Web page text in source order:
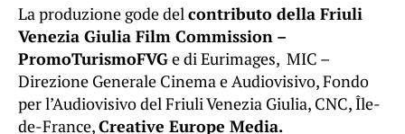
La produzione gode del contributo della Friuli
Venezia Giulia Film Commission –
PromoTurismoFVGe di Eurimages, MIC –
Direzione Generale Cinema e Audiovisivo, Fondo
per l’Audiovisivo del Friuli Venezia Giulia, CNC, Île-
de-France,Creative Europe Media.